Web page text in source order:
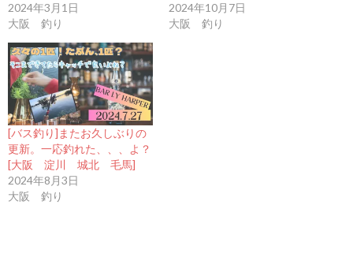
2024年3月1日
大阪 釣り
2024年10月7日
大阪 釣り
[バス釣り]またお久しぶりの
更新。一応釣れた、、、よ？
[大阪 淀川 城北 毛馬]
2024年8月3日
大阪 釣り